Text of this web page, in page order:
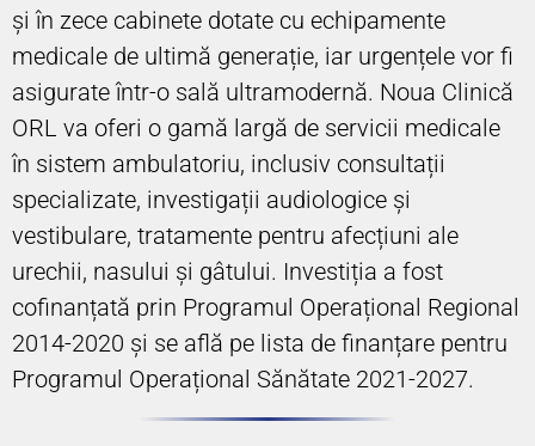
și în zece cabinete dotate cu echipamente
medicale de ultimă generație, iar urgențele vor fi
asigurate într-o sală ultramodernă. Noua Clinică
ORL va oferi o gamă largă de servicii medicale
în sistem ambulatoriu, inclusiv consultații
specializate, investigații audiologice și
vestibulare, tratamente pentru afecțiuni ale
urechii, nasului și gâtului. Investiția a fost
cofinanțată prin Programul Operațional Regional
2014-2020 și se află pe lista de finanțare pentru
Programul Operațional Sănătate 2021-2027.